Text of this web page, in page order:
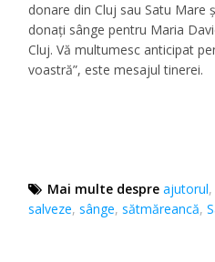
donare din Cluj sau Satu Mare
donați sânge pentru Maria
Cluj. Vă multumesc anticipat
voastră”, este mesajul tinerei.
Mai multe despre ajutorul
salveze,sânge,sătmăreancă,